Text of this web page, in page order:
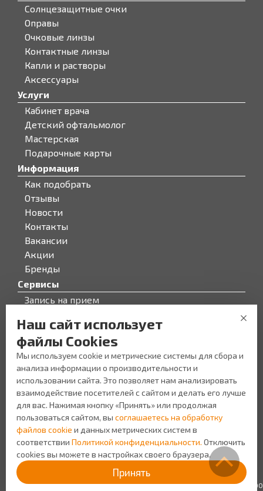
Солнцезащитные очки
Оправы
Очковые линзы
Контактные линзы
Капли и растворы
Аксессуары
Услуги
Кабинет врача
Детский офтальмолог
Мастерская
Подарочные карты
Информация
Как подобрать
Отзывы
Новости
Контакты
Вакансии
Акции
Бренды
Сервисы
Запись на прием
О компании
О компании
Персонал
Новости
Прайс-лист на услуги
Уголок потребителя
Создание сайта Space App
Политика
конфиденциальности
ИП Шляхтинцев Н.В. ИНН: 645110566400
Наш сайт использует
файлы Cookies
Мы используем cookie и метрические системы для сбора и
анализа информации о производительности и
использовании сайта. Это позволяет нам анализировать
взаимодействие посетителей с сайтом и делать его лучше
для вас. Нажимая кнопку «Принять» или продолжая
пользоваться сайтом, вы соглашаетесь на обработку
файлов cookie и данных метрических систем в
соответствии Политикой конфиденциальности. Отключить
cookies вы можете в настройках своего браузера.
Принять